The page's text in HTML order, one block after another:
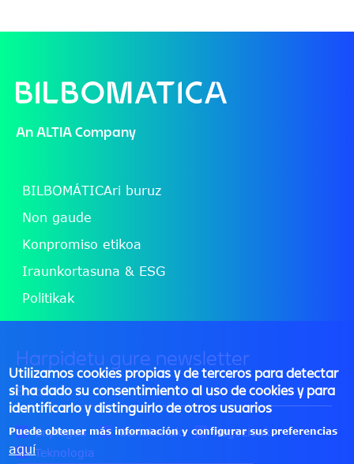
File
An ALTIA Company
BILBOMÁTICAri buruz
Non gaude
Konpromiso etikoa
Iraunkortasuna & ESG
Politikak
Harpidetu gure newsletter
Enplegua Gertakariak
Negozioak
Teknologia
Utilizamos cookies propias y de terceros para detectar
si ha dado su consentimiento al uso de cookies y para
identificarlo y distinguirlo de otros usuarios
Puede obtener más información y configurar sus preferencias
aquí